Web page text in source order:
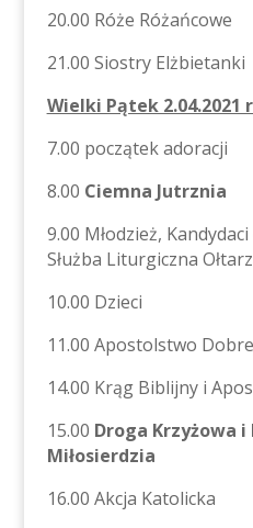
20.00 Róże Różańcowe
21.00 Siostry Elżbietanki
Wielki Pątek 2.04.2021
7.00 początek adoracji
8.00 Ciemna Jutrznia
9.00 Młodzież,
Służba Liturgiczna
10.00 Dzieci
11.00 Apostolstwo
14.00 Krąg Biblijny i
15.00 Droga Krzyżowa i
Miłosierdzia
16.00 Akcja Katolicka